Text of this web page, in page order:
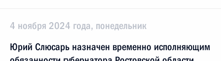
4 ноября 2024 года, понедельник
Юрий Слюсарь назначен временно исполняющим